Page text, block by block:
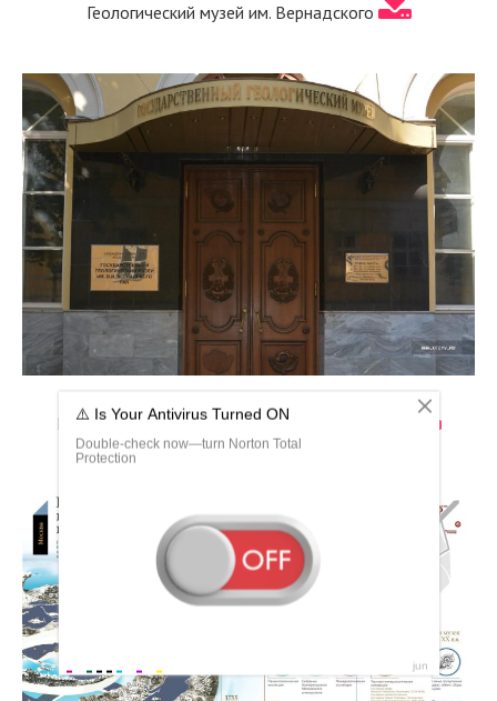
Геологический музей им. Вернадского
Геологический музей Киров розы Люксембург